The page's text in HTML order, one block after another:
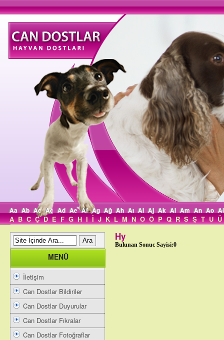
Aa Ab Ac Aç Ad Ae Af Ag Ağ Ah Aı Ai Aj Ak Al Am An Ao
A B C Ç D E F G H I İ J K L M N O Ö P Q R S Ş T U Ü
MENÜ
İletişim
Can Dostlar Bildiriler
Can Dostlar Duyurular
Can Dostlar Fıkralar
Can Dostlar Fotoğraflar
Hy
Bulunan Sonuc Sayisi:0